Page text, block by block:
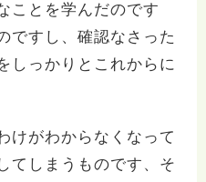
ことを学んだのです
ですし、確認なさった
しっかりとこれからに
けがわからなくなって
てしまうものです、そ